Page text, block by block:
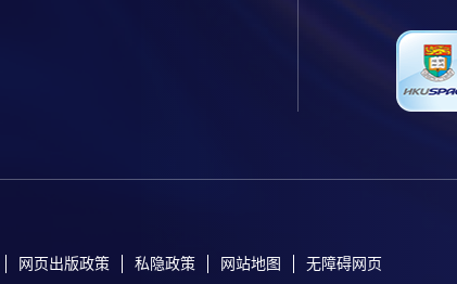
网页出版政策 私隐政策 网站地图 无障碍网页